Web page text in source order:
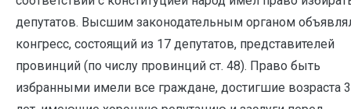
депутатов. Высшим законодательным органом
конгресс, состоящий из 17 депутатов, представителей
провинций (по числу провинций ст. 48). Право быть
избранными имели все граждане, достигшие возраста